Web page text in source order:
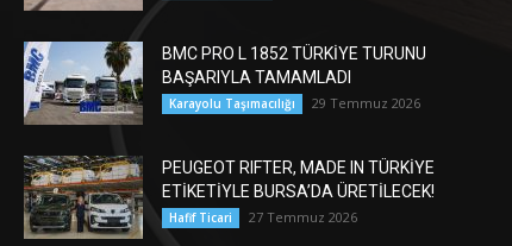
BMC PRO L 1852 TÜRKİYE TURUNU
BAŞARIYLA TAMAMLADI
Karayolu Taşımacılığı 29 Temmuz 2026
PEUGEOT RIFTER, MADE IN TÜRKİYE
ETİKETİYLE BURSA’DA ÜRETİLECEK!
Hafif Ticari 27 Temmuz 2026